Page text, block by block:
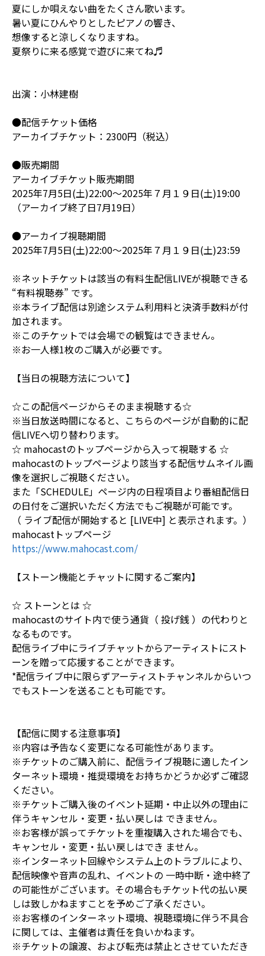
夏にしか唄えない曲をたくさん歌います。
暑い夏にひんやりとしたピアノの響き、
想像すると涼しくなりますね。
夏祭りに来る感覚で遊びに来てね♬
出演：小林建樹
●配信チケット価格
アーカイブチケット：2300円（税込）
●販売期間
アーカイブチケット販売期間
2025年7月5日(土)22:00～2025年７月１９日(土)19:00
（アーカイブ終了日7月19日）
●アーカイブ視聴期間
2025年7月5日(土)22:00～2025年７月１９日(土)23:59
※ネットチケットは該当の有料生配信LIVEが視聴できる
“有料視聴券” です。
※本ライブ配信は別途システム利用料と決済手数料が付
加されます。
※このチケットでは会場での観覧はできません。
※お一人様1枚のご購入が必要です。
【当日の視聴方法について】
☆この配信ページからそのまま視聴する☆
※当日放送時間になると、こちらのページが自動的に配
信LIVEへ切り替わります。
☆ mahocastのトップページから入って視聴する ☆
mahocastのトップページより該当する配信サムネイル画
像を選択しご視聴ください。
また「SCHEDULE」ページ内の日程項目より番組配信日
の日付をご選択いただく方法でもご視聴が可能です。
（ ライブ配信が開始すると [LIVE中] と表示されます。）
mahocastトップページ
https://www.mahocast.com/
【ストーン機能とチャットに関するご案内】
☆ ストーンとは ☆
mahocastのサイト内で使う通貨（ 投げ銭 ）の代わりと
なるものです。
配信ライブ中にライブチャットからアーティストにスト
ーンを贈って応援することができます。
*配信ライブ中に限らずアーティストチャンネルからいつ
でもストーンを送ることも可能です。
【配信に関する注意事項】
※内容は予告なく変更になる可能性があります。
※チケットのご購入前に、配信ライブ視聴に適したイン
ターネット環境・推奨環境をお持ちかどうか必ずご確認
ください。
※チケットご購入後のイベント延期・中止以外の理由に
伴うキャンセル・変更・払い戻しは できません。
※お客様が誤ってチケットを重複購入された場合でも、
キャンセル・変更・払い戻しはでき ません。
※インターネット回線やシステム上のトラブルにより、
配信映像や音声の乱れ、イベントの 一時中断・途中終了
の可能性がございます。その場合もチケット代の払い戻
しは致しかねますことを予めご了承ください。
※お客様のインターネット環境、視聴環境に伴う不具合
に関しては、主催者は責任を負いかねます。
※チケットの譲渡、および転売は禁止とさせていただき